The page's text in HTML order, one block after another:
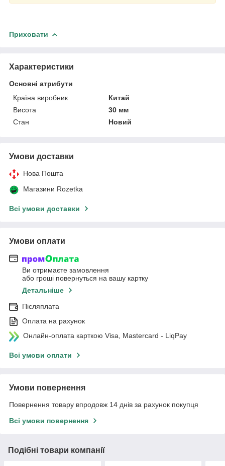
Приховати
Характеристики
Основні атрибути
Країна виробник
Китай
Висота
30 мм
Стан
Новий
Умови доставки
Нова Пошта
Магазини Rozetka
Всі умови доставки
Умови оплати
Ви отримаєте замовлення
або гроші повернуться на вашу картку
Детальніше
Післяплата
Оплата на рахунок
Онлайн-оплата карткою Visa, Mastercard - LiqPay
Всі умови оплати
Умови повернення
Повернення товару впродовж 14 днів за рахунок покупця
Всі умови повернення
Подібні товари компанії